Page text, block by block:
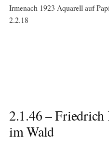
Irmenach 1923 Aquarell auf
2.2.18
2.1.46 – Friedrich
im Wald